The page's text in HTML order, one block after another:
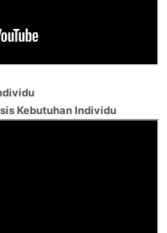
Kebutuhan Individu